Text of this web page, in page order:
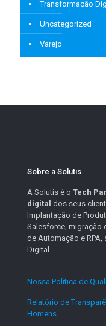
Transformação
Uncategorized
Varejo
Sobre a Solutis
A Solutis é o Tech
digital dos seus
Implantação de
Salesforce, migração
de Automação e
Digital.
Nossa Política de
Relatório de
Homens